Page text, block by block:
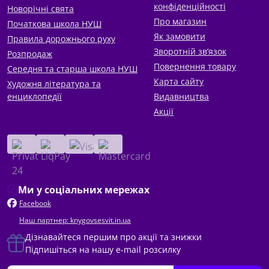
Новорічні свята
Початкова школа НУШ
Правила дорожнього руху
Розпродаж
Середня та старша школа НУШ
Художня література та
енциклопедії
конфіденційності
Про магазин
Як замовити
Зворотній зв’язок
Повернення товару
Карта сайту
Видавництва
Акції
Ми у соціальних мережах
Facebook
Наш партнер: knygovsesvit.in.ua
Дізнавайтеся першим про акції та знижки
Підпишіться на нашу e-mail розсилку